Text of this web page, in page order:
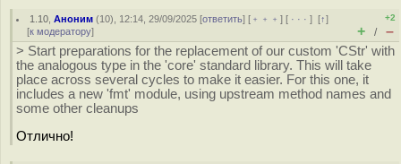
1.10 ,Аноним (10), 12:14, 29/09/2025 [ответить] [ ﹢﹢﹢] [ · · ·][↑]
[к модератору]
+2
+ / –
> Start preparations for the replacement of our custom 'CStr' with
the analogous type in the 'core' standard library. This will take
place across several cycles to make it easier. For this one, it
includes a new 'fmt' module, using upstream method names and
some other cleanups
Отлично!